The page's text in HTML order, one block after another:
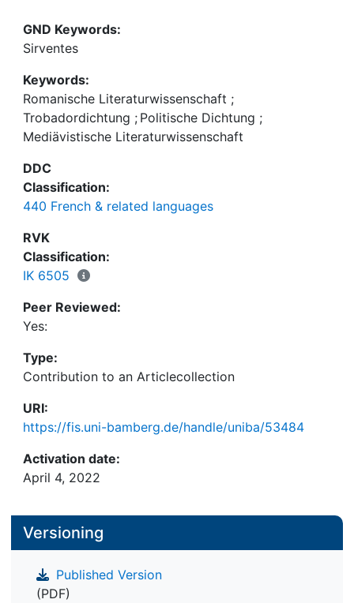
GND Keywords:
Sirventes
Keywords:
Romanische Literaturwissenschaft ;
Trobadordichtung ; Politische Dichtung ;
Mediävistische Literaturwissenschaft
DDC
Classification:
440 French & related languages
RVK
Classification:
IK 6505
Peer Reviewed:
Yes:
Type:
Contribution to an Articlecollection
URI:
https://fis.uni-bamberg.de/handle/uniba/53484
Activation date:
April 4, 2022
Versioning
Published Version
(PDF)